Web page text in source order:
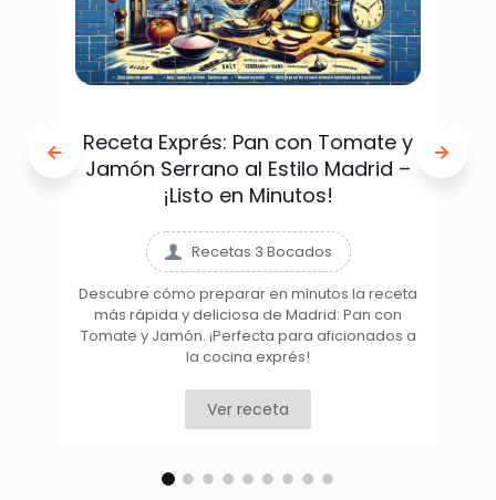
Receta Exprés: Pan con Tomate y
Jamón Serrano al Estilo Madrid –
¡Listo en Minutos!
Recetas 3 Bocados
Descubre cómo preparar en minutos la receta
más rápida y deliciosa de Madrid: Pan con
Tomate y Jamón. ¡Perfecta para aficionados a
la cocina exprés!
Ver receta